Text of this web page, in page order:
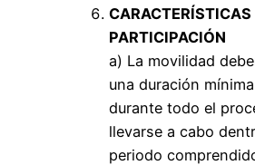
CARACTERÍSTICAS
PARTICIPACIÓN
a) La movilidad
una duración
durante todo el
llevarse a cabo
periodo